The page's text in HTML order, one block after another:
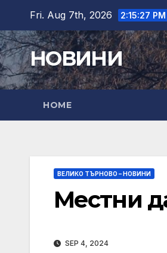
content
Fri. Aug 7th, 2026 2:15:28 PM
НОВИНИ
HOME
ВЕЛИКО ТЪРНОВО – НОВИНИ
Местни
SEP 4, 2024